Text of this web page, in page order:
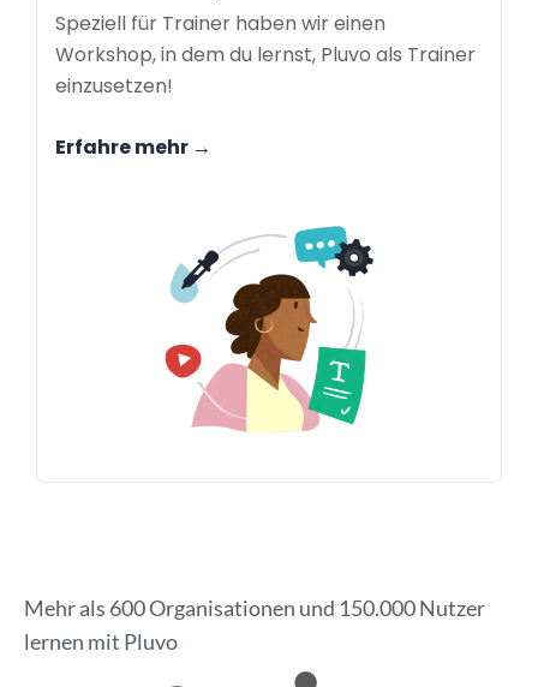
Speziell für Trainer haben wir einen
Workshop, in dem du lernst, Pluvo als Trainer
einzusetzen!
Erfahre mehr →
Mehr als 600 Organisationen und 150.000 Nutzer
lernen mit Pluvo